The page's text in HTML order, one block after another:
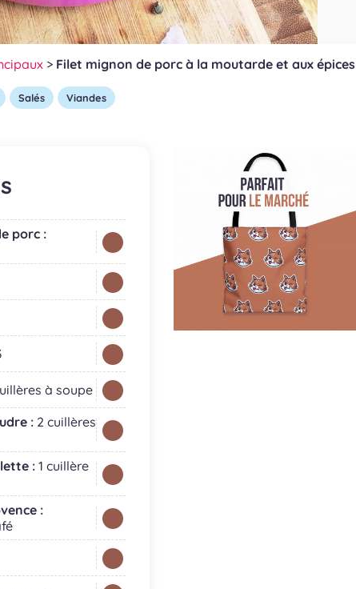
> Filet mignon de porc à la moutarde et aux épices
Salés Viandes
porc :
à soupe
: 2 cuillères
: 1 cuillère
: